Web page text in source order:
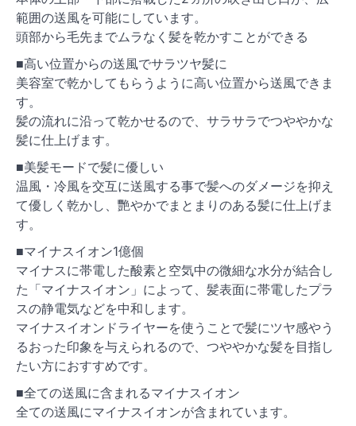
範囲の送風を可能にしています。
頭部から毛先までムラなく髪を乾かすことができる
■高い位置からの送風でサラツヤ髪に
美容室で乾かしてもらうように高い位置から送風できま
す。
髪の流れに沿って乾かせるので、サラサラでつややかな
髪に仕上げます。
■美髪モードで髪に優しい
温風・冷風を交互に送風する事で髪へのダメージを抑え
て優しく乾かし、艷やかでまとまりのある髪に仕上げま
す。
■マイナスイオン1億個
マイナスに帯電した酸素と空気中の微細な水分が結合し
た「マイナスイオン」によって、髪表面に帯電したプラ
スの静電気などを中和します。
マイナスイオンドライヤーを使うことで髪にツヤ感やう
るおった印象を与えられるので、つややかな髪を目指し
たい方におすすめです。
■全ての送風に含まれるマイナスイオン
全ての送風にマイナスイオンが含まれています。